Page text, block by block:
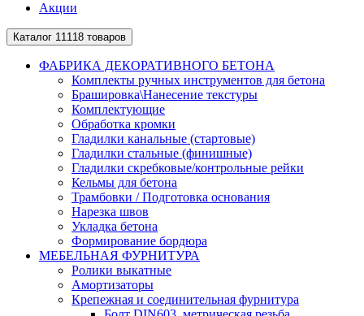
Акции
Каталог 11118 товаров
ФАБРИКА ДЕКОРАТИВНОГО БЕТОНА
Комплекты ручных инструментов для бетона
Брашировка\Нанесение текстуры
Комплектующие
Обработка кромки
Гладилки канальные (стартовые)
Гладилки стальные (финишные)
Гладилки скребковые/контрольные рейки
Кельмы для бетона
Трамбовки / Подготовка основания
Нарезка швов
Укладка бетона
Формирование бордюра
МЕБЕЛЬНАЯ ФУРНИТУРА
Ролики выкатные
Амортизаторы
Крепежная и соединительная фурнитура